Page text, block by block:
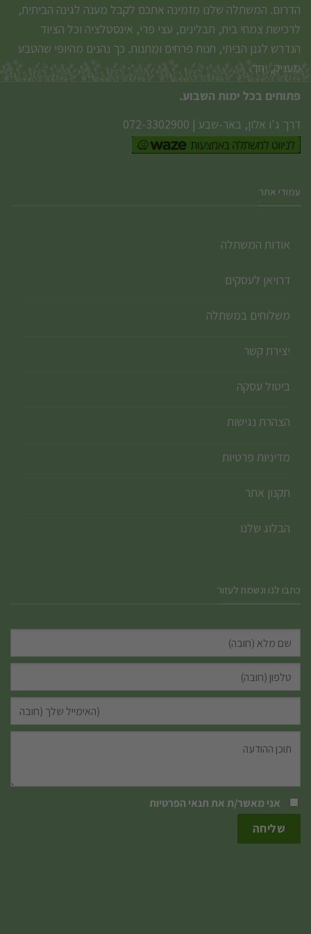
הדרום. המשתלה שלנו מזמינה אתכם לקבל מענה לגינה הביתית,
לרכישת צמחי בית, תבלינים, עצי פרי, אינסטלציה וכל הציוד
הנדרש לגנן הביתי, חנות פרחים ומתנות. כך נהנים מהיופי שהטבע
מעניק, יחד.
פתוחים בכל ימות השבוע.
דרך ג'ו אלון, באר-שבע |
072-3302900
עמודי אתר
אודות המשתלה
דרויאן לעסקים
משלוחים במשתלה
יצירת קשר
ביטול עסקה
הצהרת נגישות
מדיניות פרטיות
תקנון אתר
הבלוג שלנו
כתבו לנו ונשמח לעזור
אני מאשר/ת אתתנאי הפרטיות